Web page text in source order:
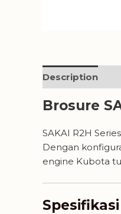
Description
Brosure
SAKAI R2H
Dengan
engine Kubota